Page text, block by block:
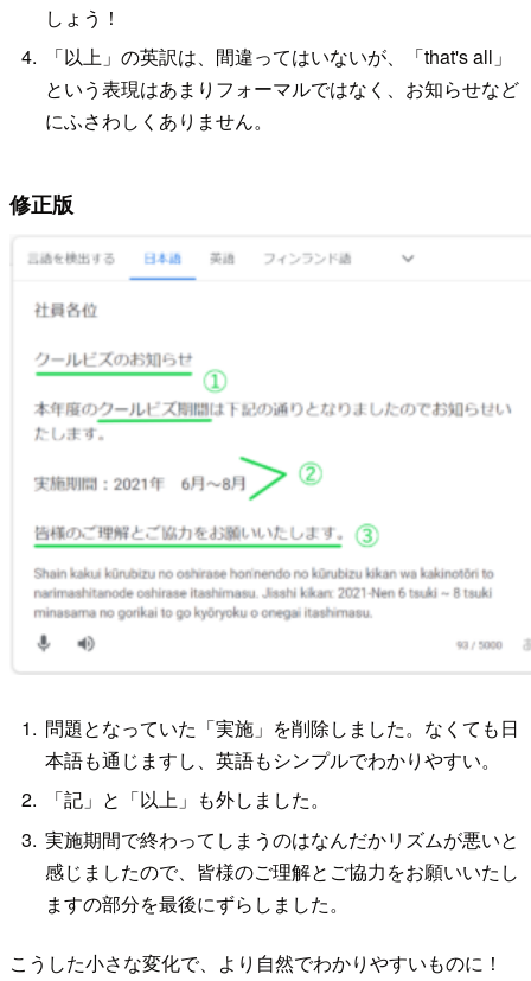
しょう！
「以上」の英訳は、間違ってはいないが、「that's all」
という表現はあまりフォーマルではなく、お知らせなど
にふさわしくありません。
修正版
問題となっていた「実施」を削除しました。なくても日
本語も通じますし、英語もシンプルでわかりやすい。
「記」と「以上」も外しました。
実施期間で終わってしまうのはなんだかリズムが悪いと
感じましたので、皆様のご理解とご協力をお願いいたし
ますの部分を最後にずらしました。
こうした小さな変化で、より自然でわかりやすいものに！